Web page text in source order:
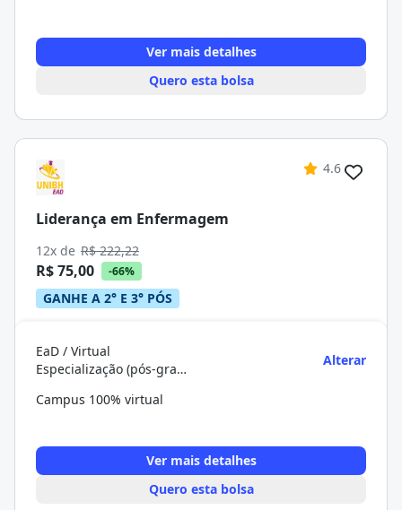
Ver mais detalhes
Quero esta bolsa
4.6
Liderança em Enfermagem
12x de R$ 222,22
R$ 75,00 -66%
GANHE A 2° E 3° PÓS
EaD / Virtual
Especialização (pós-graduação)
Alterar
Campus 100% virtual
Ver mais detalhes
Quero esta bolsa